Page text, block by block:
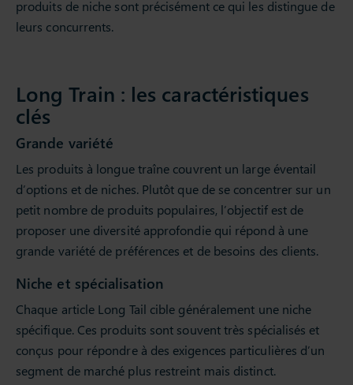
produits de niche sont précisément ce qui les distingue de
leurs concurrents.
Long Train : les caractéristiques
clés
Grande variété
Les produits à longue traîne couvrent un large éventail
d’options et de niches. Plutôt que de se concentrer sur un
petit nombre de produits populaires, l’objectif est de
proposer une diversité approfondie qui répond à une
grande variété de préférences et de besoins des clients.
Niche et spécialisation
Chaque article Long Tail cible généralement une niche
spécifique. Ces produits sont souvent très spécialisés et
conçus pour répondre à des exigences particulières d’un
segment de marché plus restreint mais distinct.